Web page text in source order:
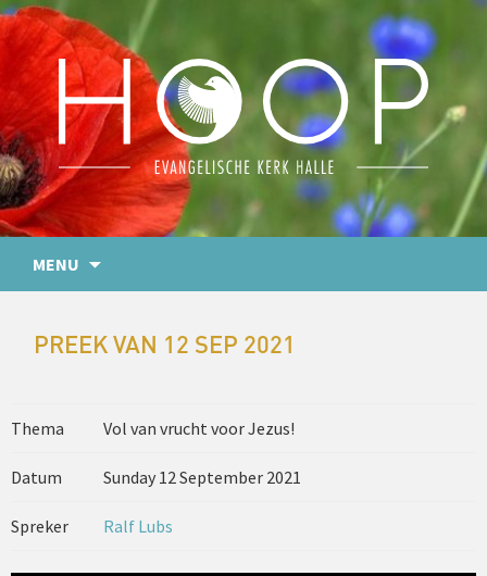
MENU
PREEK VAN 12 SEP 2021
Thema Vol van vrucht voor Jezus!
Datum Sunday 12 September 2021
Spreker Ralf Lubs